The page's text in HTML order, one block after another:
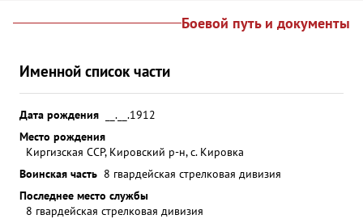
Боевой путь и документы
Именной список части
Дата рождения
__.__.1912
Место рождения
Киргизская ССР, Кировский р-н, с. Кировка
Воинская часть 8 гвардейская стрелковая дивизия
Последнее место службы
8 гвардейская стрелковая дивизия